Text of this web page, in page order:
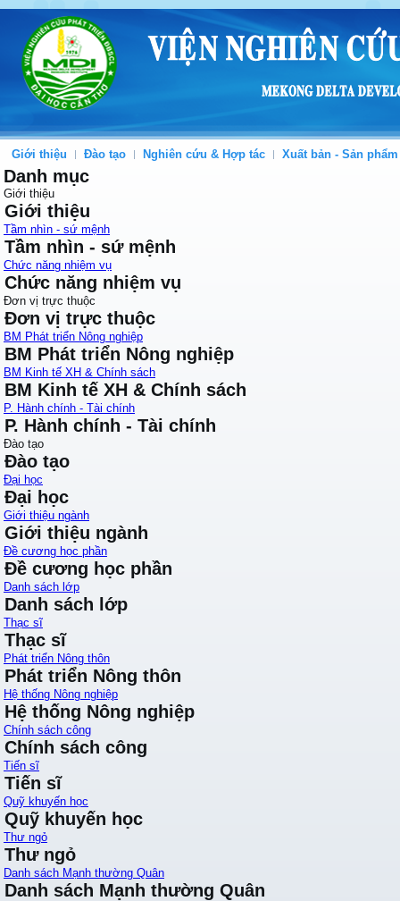
Giới thiệu Đào tạo Nghiên cứu & Hợp tác Xuất bản - Sản phẩm
Danh mục
Giới thiệu
Giới thiệu
Tầm nhìn - sứ mệnh
Tầm nhìn - sứ mệnh
Chức năng nhiệm vụ
Chức năng nhiệm vụ
Đơn vị trực thuộc
Đơn vị trực thuộc
BM Phát triển Nông nghiệp
BM Phát triển Nông nghiệp
BM Kinh tế XH & Chính sách
BM Kinh tế XH & Chính sách
P. Hành chính - Tài chính
P. Hành chính - Tài chính
Đào tạo
Đào tạo
Đại học
Đại học
Giới thiệu ngành
Giới thiệu ngành
Đề cương học phần
Đề cương học phần
Danh sách lớp
Danh sách lớp
Thạc sĩ
Thạc sĩ
Phát triển Nông thôn
Phát triển Nông thôn
Hệ thống Nông nghiệp
Hệ thống Nông nghiệp
Chính sách công
Chính sách công
Tiến sĩ
Tiến sĩ
Quỹ khuyến học
Quỹ khuyến học
Thư ngỏ
Thư ngỏ
Danh sách Mạnh thường Quân
Danh sách Mạnh thường Quân